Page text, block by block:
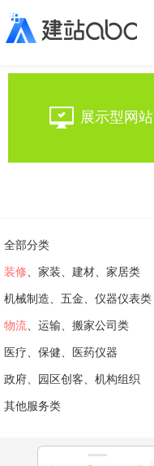
展示型网站
全部分类
装修 、家装、建材、家居类
机械制造、五金、仪器仪表类
物流 、运输、搬家公司类
医疗、保健、医药仪器
政府、园区创客、机构组织
其他服务类